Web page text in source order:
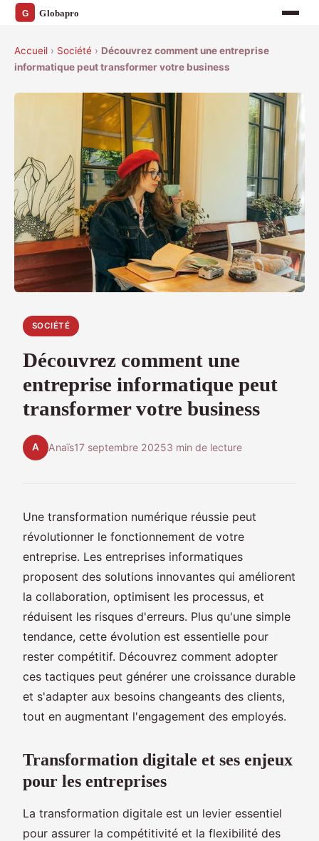
Accueil › Société › Découvrez comment une entreprise
informatique peut transformer votre business
SOCIÉTÉ
Découvrez comment une
entreprise informatique peut
transformer votre business
A Anaïs17 septembre 20253 min de lecture
Une transformation numérique réussie peut
révolutionner le fonctionnement de votre
entreprise. Les entreprises informatiques
proposent des solutions innovantes qui améliorent
la collaboration, optimisent les processus, et
réduisent les risques d'erreurs. Plus qu'une simple
tendance, cette évolution est essentielle pour
rester compétitif. Découvrez comment adopter
ces tactiques peut générer une croissance durable
et s'adapter aux besoins changeants des clients,
tout en augmentant l'engagement des employés.
Transformation digitale et ses enjeux
pour les entreprises
La transformation digitale est un levier essentiel
pour assurer la compétitivité et la flexibilité des